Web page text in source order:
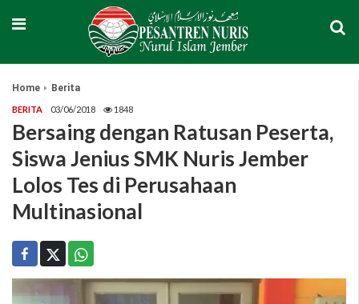
Home Berita
BERITA 03/06/2018 1848
Bersaing dengan Ratusan Peserta,
Siswa Jenius SMK Nuris Jember
Lolos Tes di Perusahaan
Multinasional